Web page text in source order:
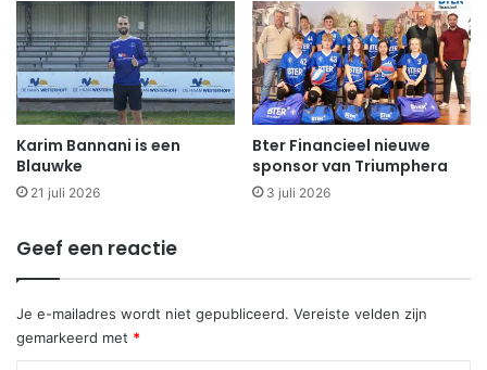
Karim Bannani is een
Blauwke
21 juli 2026
Bter Financieel nieuwe
sponsor van Triumphera
3 juli 2026
Geef een reactie
Je e-mailadres wordt niet gepubliceerd. Vereiste velden zijn
gemarkeerd met *